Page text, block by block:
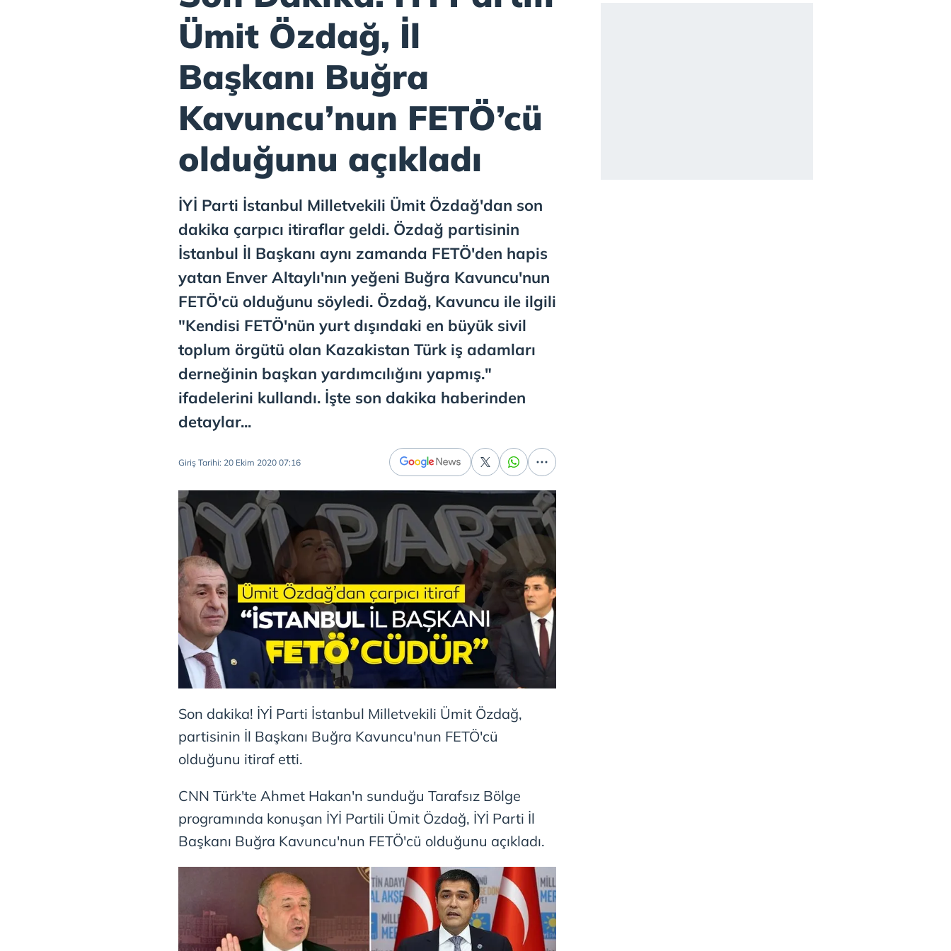
Ümit Özdağ, İl
Başkanı Buğra
Kavuncu’nun FETÖ’cü
olduğunu açıkladı
İYİ Parti İstanbul Milletvekili Ümit Özdağ'dan son
dakika çarpıcı itiraflar geldi. Özdağ partisinin
İstanbul İl Başkanı aynı zamanda FETÖ'den hapis
yatan Enver Altaylı'nın yeğeni Buğra Kavuncu'nun
FETÖ'cü olduğunu söyledi. Özdağ, Kavuncu ile ilgili
"Kendisi FETÖ'nün yurt dışındaki en büyük sivil
toplum örgütü olan Kazakistan Türk iş adamları
derneğinin başkan yardımcılığını yapmış."
ifadelerini kullandı. İşte son dakika haberinden
detaylar...
Giriş Tarihi: 20 Ekim 2020 07:16
Son dakika! İYİ Parti İstanbul Milletvekili Ümit Özdağ,
partisinin İl Başkanı Buğra Kavuncu'nun FETÖ'cü
olduğunu itiraf etti.
CNN Türk'te Ahmet Hakan'n sunduğu Tarafsız Bölge
programında konuşan İYİ Partili Ümit Özdağ, İYİ Parti İl
Başkanı Buğra Kavuncu'nun FETÖ'cü olduğunu açıkladı.